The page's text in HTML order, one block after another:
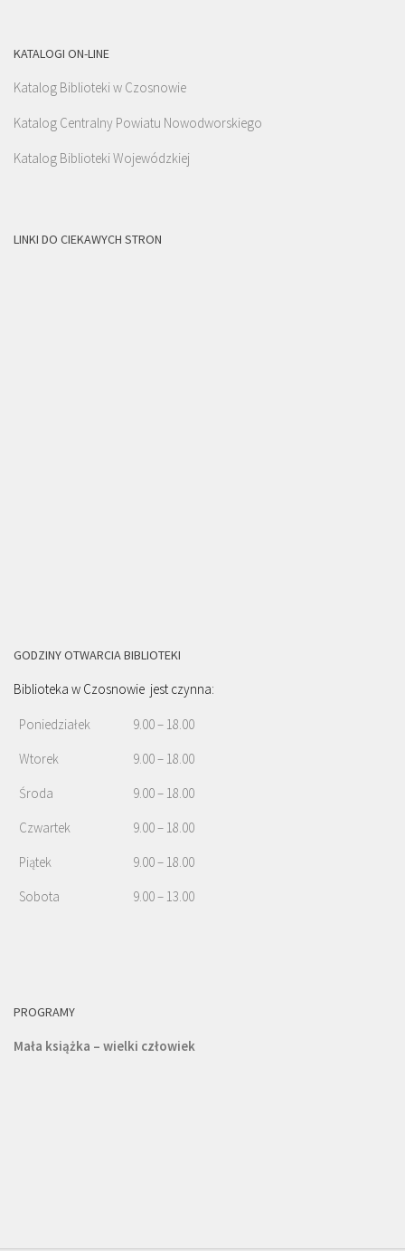
KATALOGI ON-LINE
Katalog Biblioteki w Czosnowie
Katalog Centralny Powiatu Nowodworskiego
Katalog Biblioteki Wojewódzkiej
LINKI DO CIEKAWYCH STRON
GODZINY OTWARCIA BIBLIOTEKI
Biblioteka w Czosnowie jest czynna:
Poniedziałek
9.00 – 18.00
Wtorek
9.00 – 18.00
Środa
9.00 – 18.00
Czwartek
9.00 – 18.00
Piątek
9.00 – 18.00
Sobota
9.00 – 13.00
PROGRAMY
Mała książka – wielki człowiek